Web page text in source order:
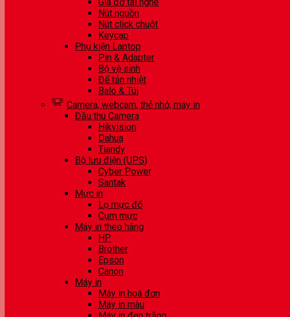
Nút nguồn
Nút click chuột
Keycap
Phụ kiện Laptop
Pin & Adapter
Bộ vệ sinh
Đế tản nhiệt
Balo & Túi
Camera, webcam, thẻ nhớ, máy in
Đầu thu Camera
Hikvision
Dahua
Tiandy
Bộ lưu điện (UPS)
Cyber Power
Santak
Mực in
Lọ mực đổ
Cụm mực
Máy in theo hãng
HP
Brother
Epson
Canon
Máy in
Máy in hoá đơn
Máy in màu